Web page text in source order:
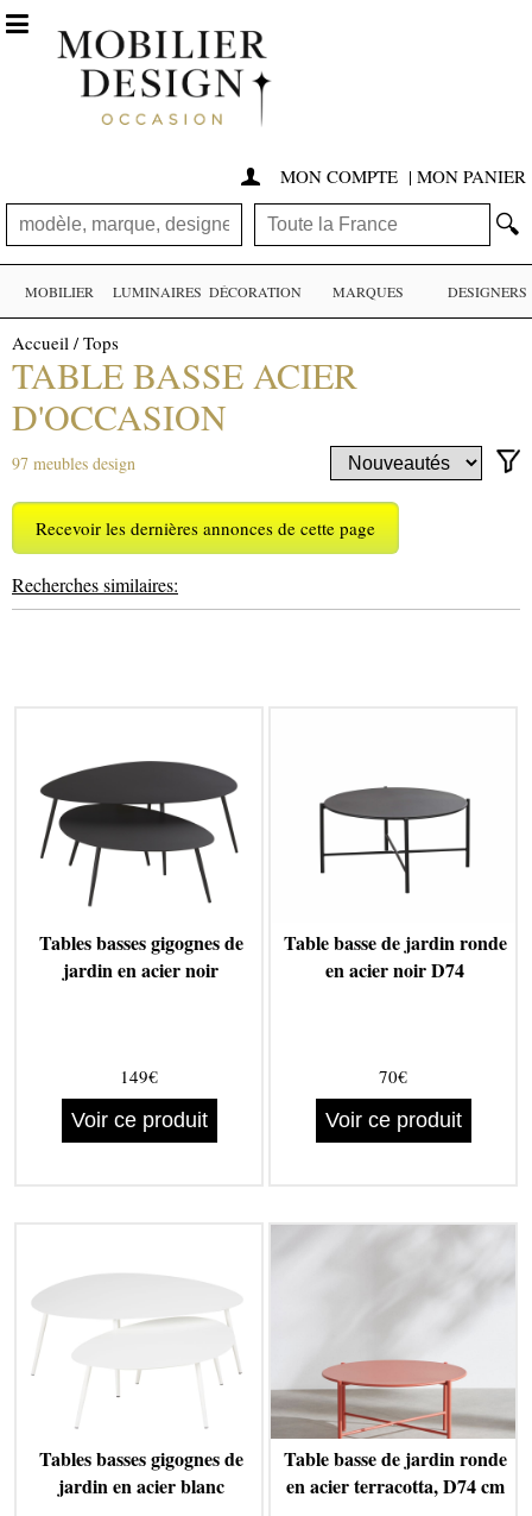
 MON COMPTE | MON PANIER
🔍

MOBILIER LUMINAIRES DÉCORATION MARQUES DESIGNERS
Accueil /Tops
TABLE BASSE ACIER
D'OCCASION
97 meubles design
Recevoir les dernières annonces de cette page
Recherches similaires:
Tables basses gigognes de
jardin en acier noir
149€
Voir ce produit
Table basse de jardin ronde
en acier noir D74
70€
Voir ce produit
Tables basses gigognes de
jardin en acier blanc
Table basse de jardin ronde
en acier terracotta, D74 cm